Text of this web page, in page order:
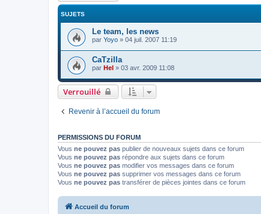
SUJETS
Le team, les news
par Yoyo » 04 juil. 2007 11:19
CaTzilla
par Hel » 03 avr. 2009 11:08
Verrouillé
Revenir à l’accueil du forum
PERMISSIONS DU FORUM
Vous ne pouvez pas publier de nouveaux sujets dans ce forum
Vous ne pouvez pas répondre aux sujets dans ce forum
Vous ne pouvez pas modifier vos messages dans ce forum
Vous ne pouvez pas supprimer vos messages dans ce forum
Vous ne pouvez pas transférer de pièces jointes dans ce forum
Accueil du forum